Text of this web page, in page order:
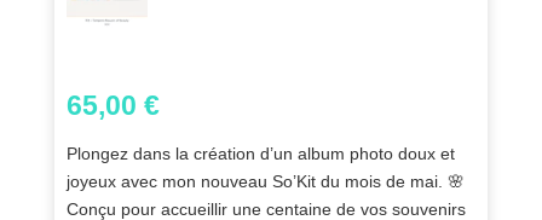
65,00 €
Plongez dans la création d’un album photo doux et
joyeux avec mon nouveau So’Kit du mois de mai. 🌸
Conçu pour accueillir une centaine de vos souvenirs